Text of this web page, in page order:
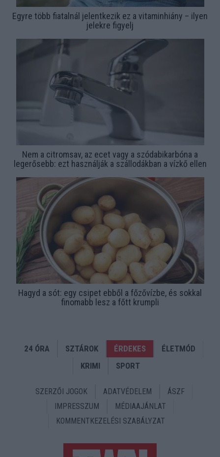
Egyre több fiatalnál jelentkezik ez a vitaminhiány – ilyen
jelekre figyelj
Nem a citromsav, az ecet vagy a szódabikarbóna a
legerősebb: ezt használják a szállodákban a vízkő ellen
Hagyd a sót: egy csipet ebből a főzővízbe, és sokkal
finomabb lesz a főtt krumpli
24 ÓRA SZTÁROK ÉRDEKES
ÉLETMÓD
KRIMI
SPORT
SZERZŐI JOGOK ADATVÉDELEM
ÁSZF
IMPRESSZUM
MÉDIAAJÁNLAT
KOMMENTKEZELÉSI SZABÁLYZAT